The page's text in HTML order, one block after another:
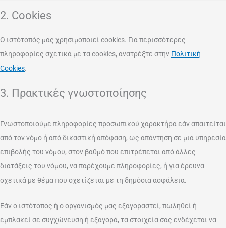
2. Cookies
Ο ιστότοπός μας χρησιμοποιεί cookies. Για περισσότερες
πληροφορίες σχετικά με τα cookies, ανατρέξτε στην Πολιτική
Cookies.
3. Πρακτικές γνωστοποίησης
Γνωστοποιούμε πληροφορίες προσωπικού χαρακτήρα εάν απαιτείται
από τον νόμο ή από δικαστική απόφαση, ως απάντηση σε μια υπηρεσία
επιβολής του νόμου, στον βαθμό που επιτρέπεται από άλλες
διατάξεις του νόμου, να παρέχουμε πληροφορίες, ή για έρευνα
σχετικά με θέμα που σχετίζεται με τη δημόσια ασφάλεια.
Εάν ο ιστότοπος ή ο οργανισμός μας εξαγοραστεί, πωληθεί ή
εμπλακεί σε συγχώνευση ή εξαγορά, τα στοιχεία σας ενδέχεται να